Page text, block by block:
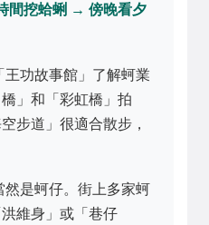
間挖蛤蜊 → 傍晚看夕
王功故事館」了解蚵業
」和「彩虹橋」拍
步道」很適合散步，
然是蚵仔。街上多家蚵
維身」或「巷仔